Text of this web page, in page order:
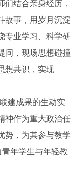
结合亲身经历，
故事，用岁月沉淀
专业学习、科学研
问，现场思想碰撞
想共识，实现
建成果的生动实
神作为重大政治任
势，为其参与教学
青年学生与年轻教